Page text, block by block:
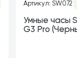
Артикул: SW072
Умные часы
G3 Pro